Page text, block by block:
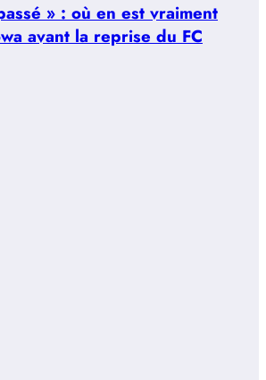
» : où en est vraiment
avant la reprise du FC